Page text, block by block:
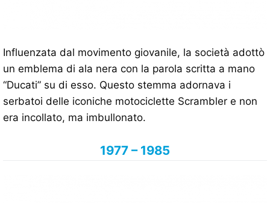
Influenzata dal movimento giovanile, la società adottò
un emblema di ala nera con la parola scritta a mano
“Ducati” su di esso. Questo stemma adornava i
serbatoi delle iconiche motociclette Scrambler e non
era incollato, ma imbullonato.
1977 – 1985